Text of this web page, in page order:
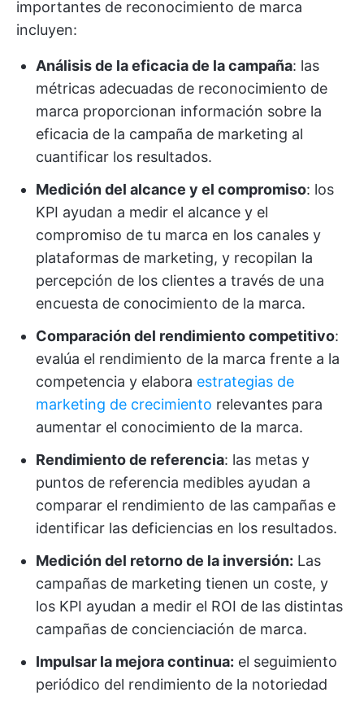
importantes de reconocimiento de marca
incluyen:
Análisis de la eficacia de la campaña: las
métricas adecuadas de reconocimiento de
marca proporcionan información sobre la
eficacia de la campaña de marketing al
cuantificar los resultados.
Medición del alcance y el compromiso: los
KPI ayudan a medir el alcance y el
compromiso de tu marca en los canales y
plataformas de marketing, y recopilan la
percepción de los clientes a través de una
encuesta de conocimiento de la marca.
Comparación del rendimiento competitivo:
evalúa el rendimiento de la marca frente a la
competencia y elabora estrategias de
marketing de crecimiento relevantes para
aumentar el conocimiento de la marca.
Rendimiento de referencia: las metas y
puntos de referencia medibles ayudan a
comparar el rendimiento de las campañas e
identificar las deficiencias en los resultados.
Medición del retorno de la inversión: Las
campañas de marketing tienen un coste, y
los KPI ayudan a medir el ROI de las distintas
campañas de concienciación de marca.
Impulsar la mejora continua: el seguimiento
periódico del rendimiento de la notoriedad